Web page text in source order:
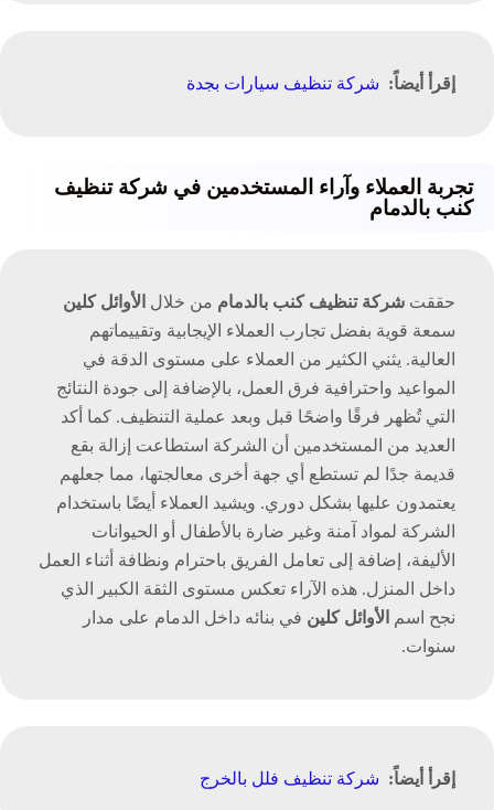
إقرأ أيضاً: شركة تنظيف سيارات بجدة
تجربة العملاء وآراء المستخدمين في شركة تنظيف
كنب بالدمام
حققت شركة تنظيف كنب بالدمام من خلال الأوائل كلين
سمعة قوية بفضل تجارب العملاء الإيجابية وتقييماتهم
العالية. يثني الكثير من العملاء على مستوى الدقة في
المواعيد واحترافية فرق العمل، بالإضافة إلى جودة النتائج
التي تُظهر فرقًا واضحًا قبل وبعد عملية التنظيف. كما أكد
العديد من المستخدمين أن الشركة استطاعت إزالة بقع
قديمة جدًا لم تستطع أي جهة أخرى معالجتها، مما جعلهم
يعتمدون عليها بشكل دوري. ويشيد العملاء أيضًا باستخدام
الشركة لمواد آمنة وغير ضارة بالأطفال أو الحيوانات
الأليفة، إضافة إلى تعامل الفريق باحترام ونظافة أثناء العمل
داخل المنزل. هذه الآراء تعكس مستوى الثقة الكبير الذي
نجح اسم الأوائل كلين في بنائه داخل الدمام على مدار
سنوات.
إقرأ أيضاً: شركة تنظيف فلل بالخرج